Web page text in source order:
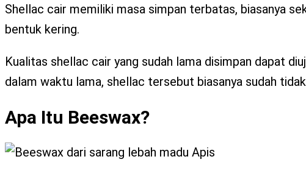
Shellac cair memiliki masa simpan terbatas, biasanya
bentuk kering.
Kualitas shellac cair yang sudah lama disimpan dapat
dalam waktu lama, shellac tersebut biasanya sudah
Apa Itu Beeswax?